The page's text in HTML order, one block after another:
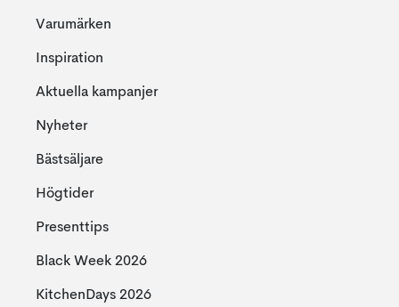
Varumärken
Inspiration
Aktuella kampanjer
Nyheter
Bästsäljare
Högtider
Presenttips
Black Week 2026
KitchenDays 2026